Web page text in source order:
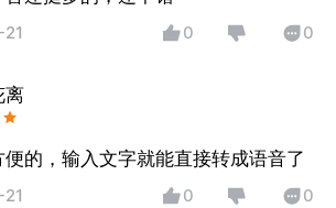
0 0
离
便的，输入文字就能直接转成语音了
0 0